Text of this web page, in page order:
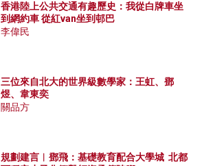
香港陸上公共交通有趣歷史：我從白牌車坐
到網約車 從紅van坐到邨巴
李偉民
三位來自北大的世界級數學家：王虹、鄧
煜、韋東奕
關品方
規劃建言︱鄧飛：基礎教育配合大學城 北都